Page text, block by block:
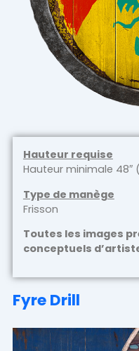
Hauteur requise
Hauteur minimale 48″
Type de manège
Frisson
Toutes les images
conceptuels
Fyre Drill